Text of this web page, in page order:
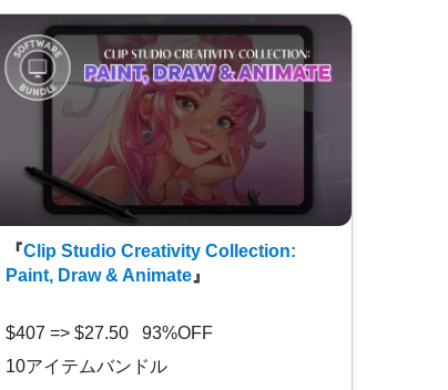
『Clip Studio Creativity Collection:
Paint, Draw & Animate 』
$407 => $27.50 93%OFF
10アイテムバンドル